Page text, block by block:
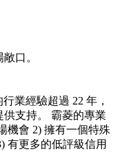
口。
業經驗超過 22 年，
支持。 霸菱的專業
機會 2) 擁有一個特殊
有更多的低評級信用